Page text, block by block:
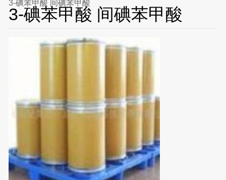
3-碘苯甲酸 间碘苯甲酸
3-碘苯甲酸 间碘苯甲酸